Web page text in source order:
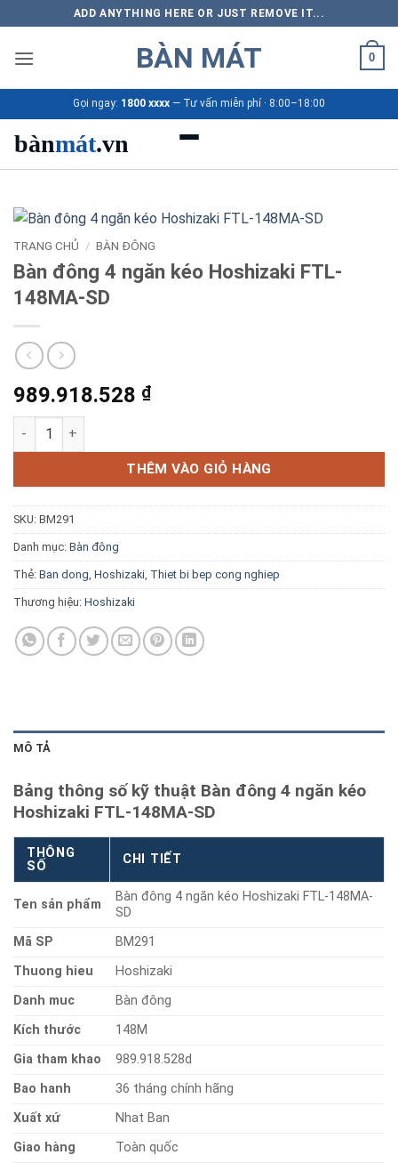
qua
nội
ADD ANYTHING HERE OR JUST REMOVE IT...
BÀN MÁT 0
Gọi ngay: 1800 xxxx — Tư vấn miễn phí · 8:00–18:00
bànmát.vn
Sản phẩm
Thương hiệu
Bảng giá 2026
Ứng dụng
Blog kiến thức
TRANG CHỦ / BÀN ĐÔNG
Bàn đông 4 ngăn kéo Hoshizaki FTL-
148MA-SD
989.918.528 ₫
Bàn đông 4 ngăn kéo Hoshizaki FTL-148MA-SD số lượng
THÊM VÀO GIỎ HÀNG
SKU: BM291
Danh mục: Bàn đông
Thẻ: Ban dong Hoshizaki Thiet bi bep cong nghiep
Thương hiệu: Hoshizaki
MÔ TẢ
Bảng thông số kỹ thuật Bàn đông 4 ngăn kéo
Hoshizaki FTL-148MA-SD
THÔNG
SỐ
CHI TIẾT
Ten sản phẩm
Bàn đông 4 ngăn kéo Hoshizaki FTL-148MA-
SD
Mã SP
BM291
Thuong hieu
Hoshizaki
Danh muc
Bàn đông
Kích thước
148M
Gia tham khao
989.918.528d
Bao hanh
36 tháng chính hãng
Xuất xứ
Nhat Ban
Giao hàng
Toàn quốc